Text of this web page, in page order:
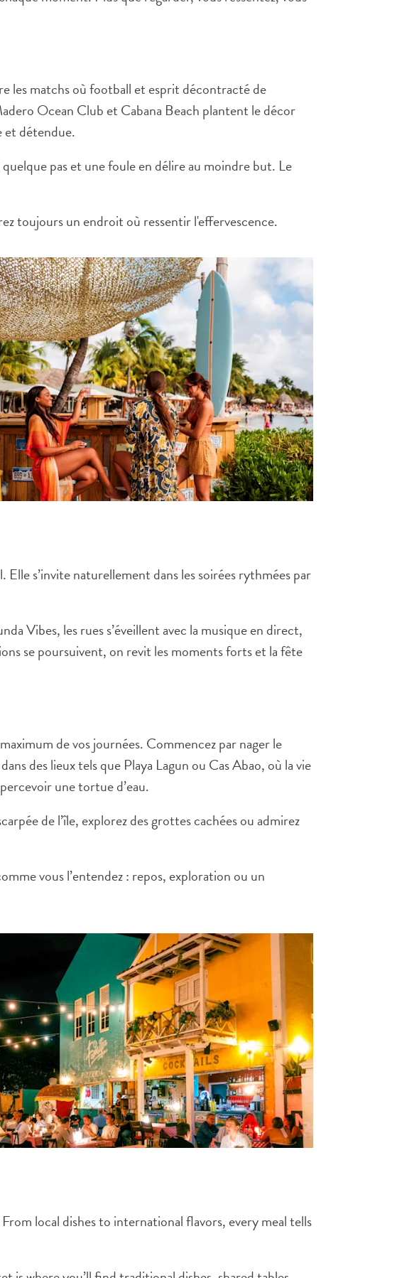
les matchs où football et esprit décontracté de
Ocean Club et Cabana Beach plantent le décor
et détendue.
quelque pas et une foule en délire au moindre but. Le
toujours un endroit où ressentir l'effervescence.
s’invite naturellement dans les soirées rythmées par
Vibes, les rues s’éveillent avec la musique en direct,
se poursuivent, on revit les moments forts et la fête
de vos journées. Commencez par nager le
des lieux tels que Playa Lagun ou Cas Abao, où la vie
une tortue d’eau.
de l’île, explorez des grottes cachées ou admirez
vous l’entendez : repos, exploration ou un
local dishes to international flavors, every meal tells